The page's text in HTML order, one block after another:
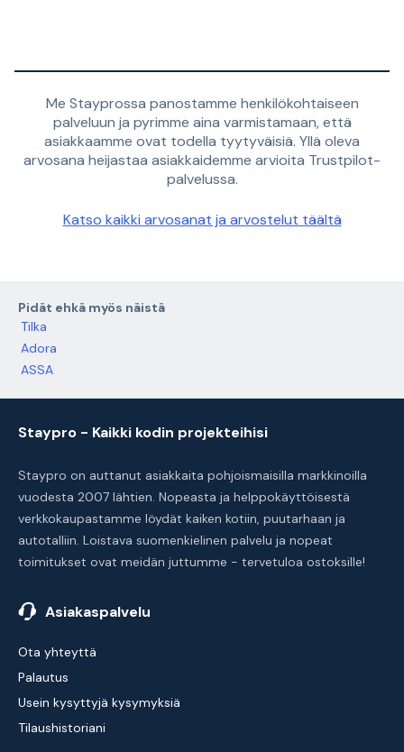
Me Stayprossa panostamme henkilökohtaiseen
palveluun ja pyrimme aina varmistamaan, että
asiakkaamme ovat todella tyytyväisiä. Yllä oleva
arvosana heijastaa asiakkaidemme arvioita Trustpilot-
palvelussa.
Katso kaikki arvosanat ja arvostelut täältä
Pidät ehkä myös näistä
Tilka
Adora
ASSA
Staypro - Kaikki kodin projekteihisi
Staypro on auttanut asiakkaita pohjoismaisilla markkinoilla
vuodesta 2007 lähtien. Nopeasta ja helppokäyttöisestä
verkkokaupastamme löydät kaiken kotiin, puutarhaan ja
autotalliin. Loistava suomenkielinen palvelu ja nopeat
toimitukset ovat meidän juttumme - tervetuloa ostoksille!
Asiakaspalvelu
Ota yhteyttä
Palautus
Usein kysyttyjä kysymyksiä
Tilaushistoriani